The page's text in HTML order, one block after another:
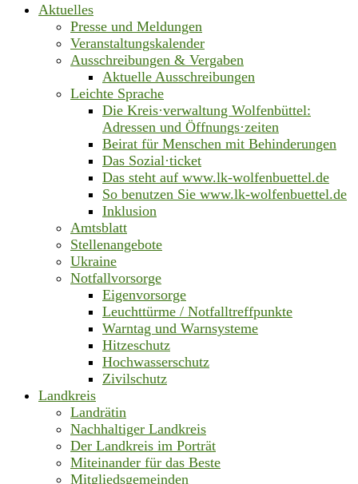
Aktuelles
Presse und Meldungen
Veranstaltungskalender
Ausschreibungen & Vergaben
Aktuelle Ausschreibungen
Leichte Sprache
Die Kreis·verwaltung Wolfenbüttel:
Adressen und Öffnungs·zeiten
Beirat für Menschen mit Behinderungen
Das Sozial·ticket
Das steht auf www.lk-wolfenbuettel.de
So benutzen Sie www.lk-wolfenbuettel.de
Inklusion
Amtsblatt
Stellenangebote
Ukraine
Notfallvorsorge
Eigenvorsorge
Leuchttürme / Notfalltreffpunkte
Warntag und Warnsysteme
Hitzeschutz
Hochwasserschutz
Zivilschutz
Landkreis
Landrätin
Nachhaltiger Landkreis
Der Landkreis im Porträt
Miteinander für das Beste
Mitgliedsgemeinden